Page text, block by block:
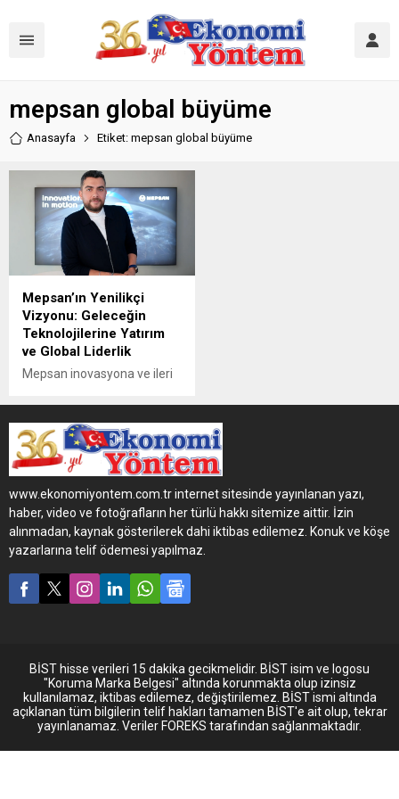
mepsan global büyüme
Anasayfa Etiket: mepsan global büyüme
Mepsan’ın Yenilikçi
Vizyonu: Geleceğin
Teknolojilerine Yatırım
ve Global Liderlik
Mepsan inovasyona ve ileri
yatırımlarla sektörün
geleceğini şekillendirerek
global ölçekte büyümeye
devam ediyor.
www.ekonomiyontem.com.tr internet sitesinde yayınlanan yazı,
haber, video ve fotoğrafların her türlü hakkı sitemize aittir. İzin
alınmadan, kaynak gösterilerek dahi iktibas edilemez. Konuk ve köşe
yazarlarına telif ödemesi yapılmaz.
BİST hisse verileri 15 dakika gecikmelidir. BİST isim ve logosu
"Koruma Marka Belgesi" altında korunmakta olup izinsiz
kullanılamaz, iktibas edilemez, değiştirilemez. BİST ismi altında
açıklanan tüm bilgilerin telif hakları tamamen BİST'e ait olup, tekrar
yayınlanamaz. Veriler FOREKS tarafından sağlanmaktadır.